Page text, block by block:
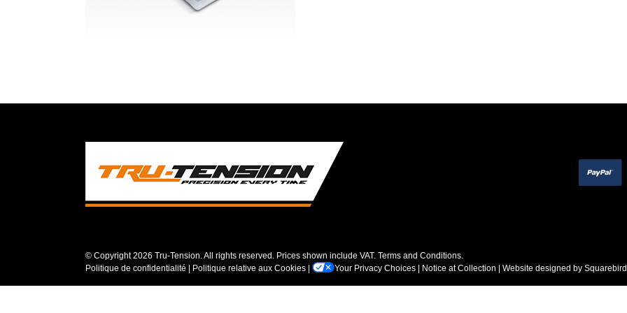
© Copyright2026 Tru-Tension. All rights reserved. Prices shown include VAT. Terms and Conditions.
Politique de confidentialité
Politique relative aux Cookies Your Privacy Choices Notice at Collection | Website designed by Squarebird